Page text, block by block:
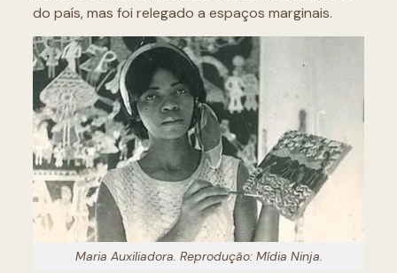
do país, mas foi relegado a espaços marginais.
Maria Auxiliadora. Reprodução: Mídia Ninja.